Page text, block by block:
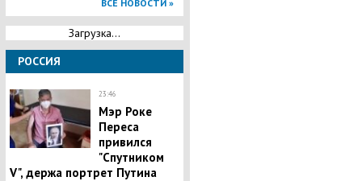
ВСЕ НОВОСТИ »
Загрузка...
РОССИЯ
23:46
Мэр Роке
Переса
привился
"Спутником
V", держа портрет Путина